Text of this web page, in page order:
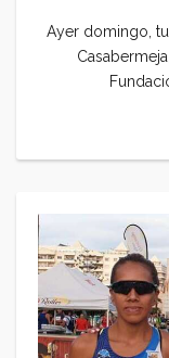
Ayer domingo,